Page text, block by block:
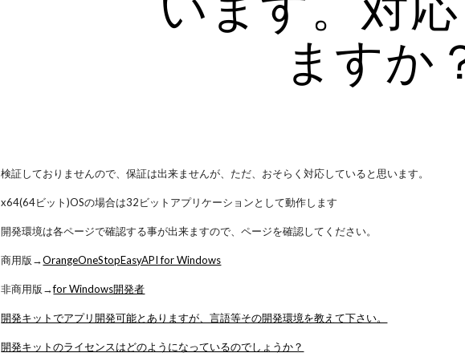
ますか
検証しておりませんので、保証は出来ませんが、ただ、おそらく対応していると思います。
x64(64ビット)OSの場合は32ビットアプリケーションとして動作します
開発環境は各ページで確認する事が出来ますので、ページを確認してください。
商用版→OrangeOneStopEasyAPI for Windows
非商用版→for Windows開発者
開発キットでアプリ開発可能とありますが、言語等その開発環境を教えて下さい。
開発キットのライセンスはどのようになっているのでしょうか？